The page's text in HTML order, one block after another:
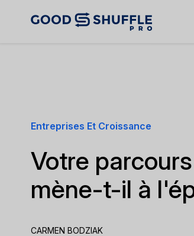
Entreprises Et Croissance
Votre
mène-t-il à
CARMEN BODZIAK